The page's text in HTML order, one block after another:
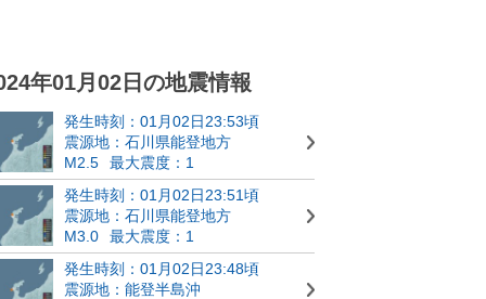
年01月02日の地震情報
発生時刻：01月02日23:53頃
震源地：石川県能登地方
M2.5
最大震度：1
発生時刻：01月02日23:51頃
震源地：石川県能登地方
M3.0
最大震度：1
発生時刻：01月02日23:48頃
震源地：能登半島沖